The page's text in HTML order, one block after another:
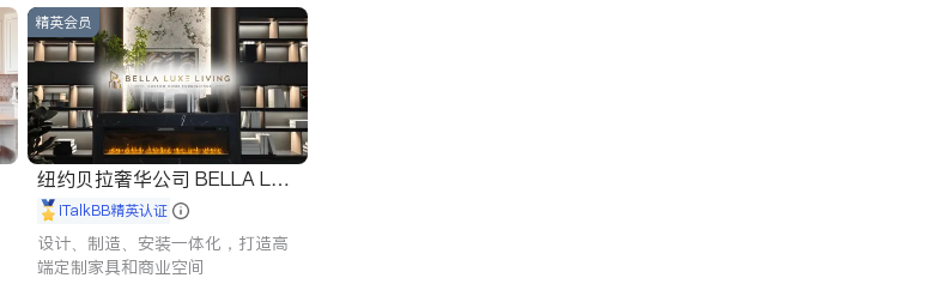
精英会员
纽约贝拉奢华公司 BELLA LUX
E iTalkBB精英认证
设计、制造、安装一体化，打造高
端定制家具和商业空间